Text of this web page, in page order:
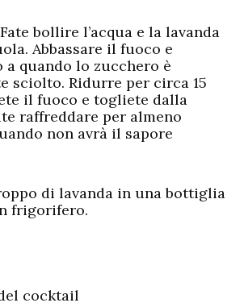
Fate bollire l’acqua e la lavanda
Abbassare il fuoco e
a quando lo zucchero è
sciolto. Ridurre per circa 15
il fuoco e togliete dalla
raffreddare per almeno
non avrà il sapore
di lavanda in una bottiglia
frigorifero.
cocktail